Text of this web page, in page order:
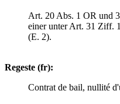
Art. 20 Abs. 1 OR und
einer unter Art. 31 Ziff.
(E. 2).
Regeste (fr):
Contrat de bail, nullité